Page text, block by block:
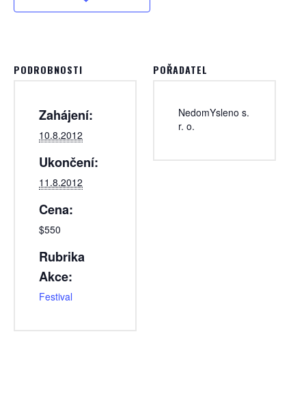
PODROBNOSTI
Zahájení:
10.8.2012
Ukončení:
11.8.2012
Cena:
$550
Rubrika
Akce:
Festival
POŘADATEL
NedomYsleno s.
r. o.